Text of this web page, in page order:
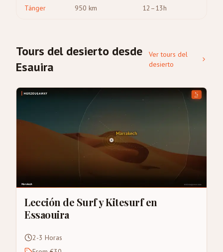
Tánger 950 km 12–13h
Tours del desierto desde
Esauira
Ver tours del
desierto
Lección de Surf y Kitesurf en
Essaouira
2-3 Horas